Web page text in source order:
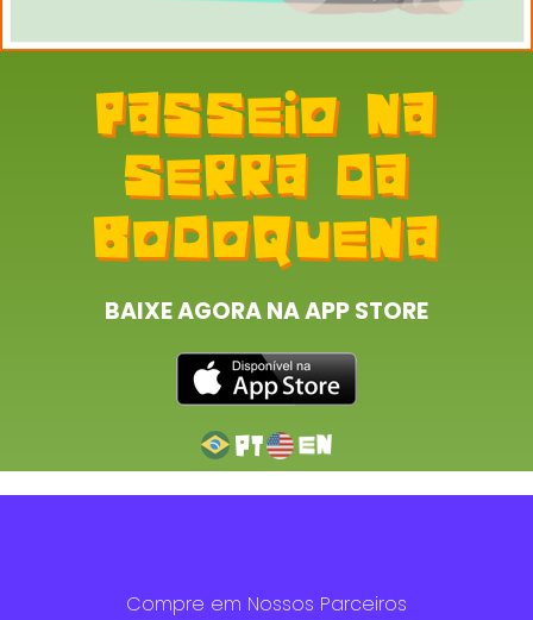
BAIXE AGORA NA APP STORE
Compre em Nossos Parceiros